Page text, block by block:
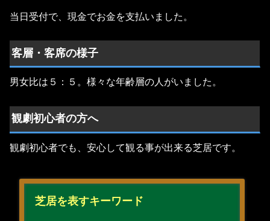
当日受付で、現金でお金を支払いました。
客層・客席の様子
男女比は５：５。様々な年齢層の人がいました。
観劇初心者の方へ
観劇初心者でも、安心して観る事が出来る芝居です。
芝居を表すキーワード